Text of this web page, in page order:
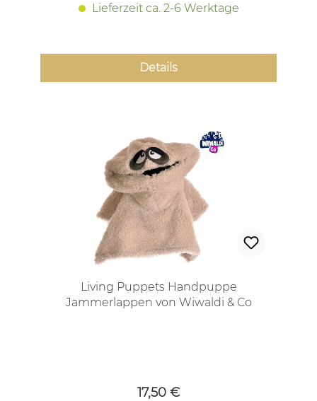
Lieferzeit ca. 2-6 Werktage
Details
Living Puppets Handpuppe
Jammerlappen von Wiwaldi & Co
17,50 €